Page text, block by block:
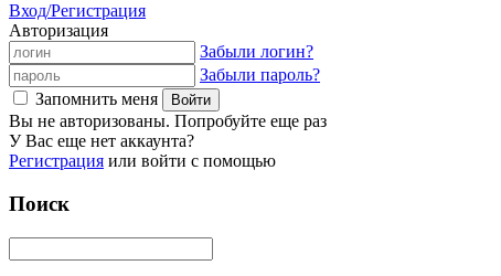
Вход/Регистрация
Авторизация
Забыли логин?
Забыли пароль?
Запомнить меня
Вы не авторизованы. Попробуйте еще раз
У Вас еще нет аккаунта?
Регистрация или войти с помощью
Поиск